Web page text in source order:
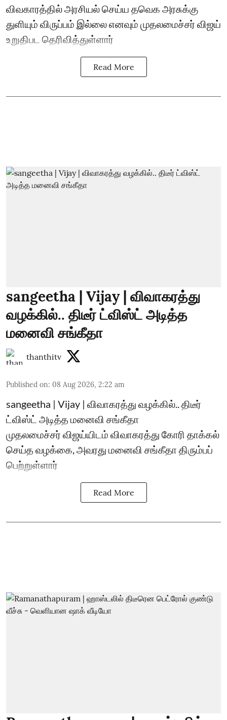
விவகாரத்தில் அரசியல் செய்ய தவெக அரசுக்கு
துளியும் விருப்பம் இல்லை எனவும் முதலமைச்சர் விஜய்
உறுதிபட தெரிவித்துள்ளார்
Read More
sangeetha | Vijay | விவாகரத்து
வழக்கில்.. திடீர் ட்விஸ்ட் அடித்த
மனைவி சங்கீதா
thanthitv
Published on: 08 Aug 2026, 2:22 am
sangeetha | Vijay | விவாகரத்து வழக்கில்.. திடீர்
ட்விஸ்ட் அடித்த மனைவி சங்கீதா
முதலமைச்சர் விஜய்யிடம் விவாகரத்து கோரி தாக்கல்
செய்த வழக்கை, அவரது மனைவி சங்கீதா திரும்பப்
பெற்றுள்ளார்
Read More